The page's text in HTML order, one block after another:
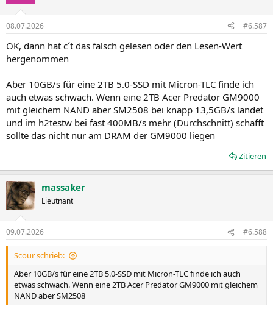
08.07.2026 #6.587
OK, dann hat c´t das falsch gelesen oder den Lesen-Wert
hergenommen
Aber 10GB/s für eine 2TB 5.0-SSD mit Micron-TLC finde ich
auch etwas schwach. Wenn eine 2TB Acer Predator GM9000
mit gleichem NAND aber SM2508 bei knapp 13,5GB/s landet
und im h2testw bei fast 400MB/s mehr (Durchschnitt) schafft
sollte das nicht nur am DRAM der GM9000 liegen
Zitieren
massaker
Lieutnant
09.07.2026 #6.588
Scour schrieb:
Aber 10GB/s für eine 2TB 5.0-SSD mit Micron-TLC finde ich auch
etwas schwach. Wenn eine 2TB Acer Predator GM9000 mit gleichem
NAND aber SM2508